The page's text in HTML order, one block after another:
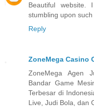
Beautiful
stumbling upon such
Reply
ZoneMega Casino
ZoneMega Agen
Bandar Game
Terbesar di
Live, Judi Bola, dan